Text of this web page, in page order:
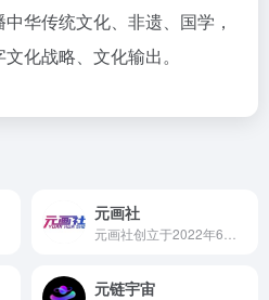
华传统文化、非遗、国学，
化战略、文化输出。
元画社
元链宇宙